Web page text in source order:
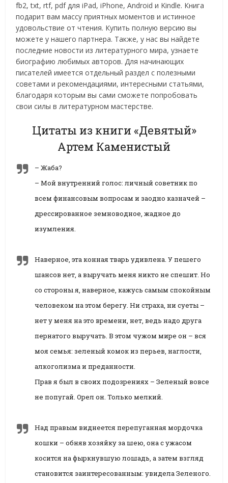
fb2, txt, rtf, pdf для iPad, iPhone, Android и Kindle. Книга
подарит вам массу приятных моментов и истинное
удовольствие от чтения. Купить полную версию вы
можете у нашего партнера. Также, у нас вы найдете
последние новости из литературного мира, узнаете
биографию любимых авторов. Для начинающих
писателей имеется отдельный раздел с полезными
советами и рекомендациями, интересными статьями,
благодаря которым вы сами сможете попробовать
свои силы в литературном мастерстве.
Цитаты из книги «Девятый»
Артем Каменистый
– Жаба?
– Мой внутренний голос: личный советник по
всем финансовым вопросам и заодно казначей –
дрессированное земноводное, жадное до
изумления.
Наверное, эта конная тварь удивлена. У пешего
шансов нет, а выручать меня никто не спешит. Но
со стороны я, наверное, кажусь самым спокойным
человеком на этом берегу. Ни страха, ни суеты –
нет у меня на это времени, нет, ведь надо друга
пернатого выручать. В этом чужом мире он – вся
моя семья: зеленый комок из перьев, наглости,
алкоголизма и преданности.
Прав я был в своих подозрениях – Зеленый вовсе
не попугай. Орел он. Только мелкий.
Над правым виднеется перепуганная мордочка
кошки – обняв хозяйку за шею, она с ужасом
косится на фыркнувшую лошадь, а затем взгляд
становится заинтересованным: увидела Зеленого.